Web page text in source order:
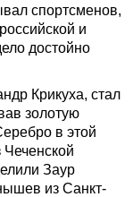
спортсменов,
и
достойно
Крикуха, стал
золотую
в этой
Заур
из Санкт-